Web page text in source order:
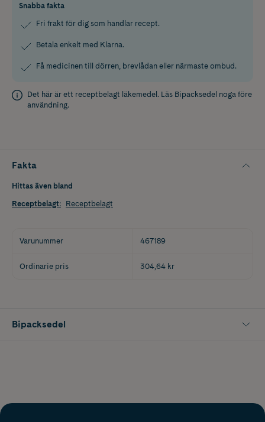
Snabba fakta
Fri frakt för dig som handlar recept.
Betala enkelt med Klarna.
Få medicinen till dörren, brevlådan eller närmaste ombud.
Det här är ett receptbelagt läkemedel. Läs Bipacksedel noga före
användning.
Fakta
Hittas även bland
Receptbelagt: Receptbelagt
Varunummer 467189
Ordinarie pris 304,64 kr
Bipacksedel